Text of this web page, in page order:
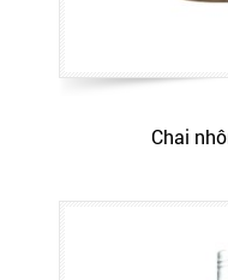
Chai